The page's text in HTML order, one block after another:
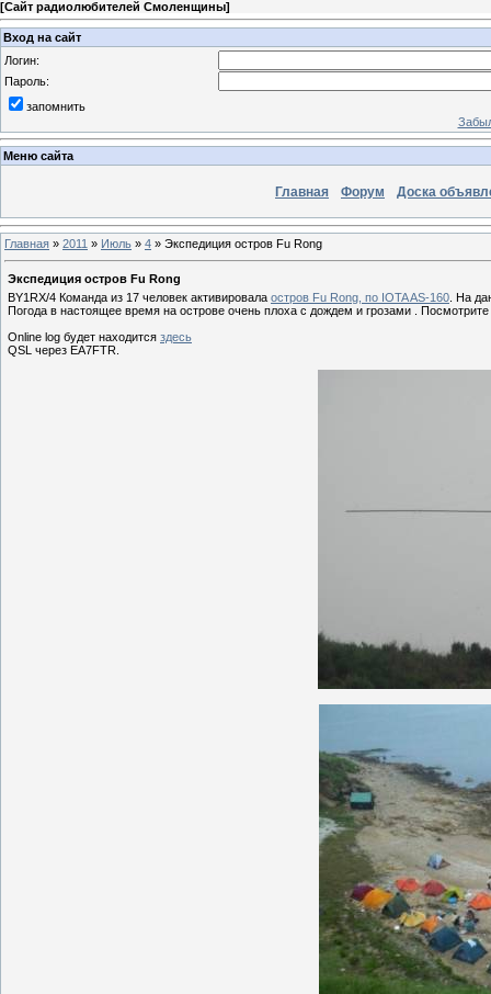
[Сайт радиолюбителей Смоленщины]
Вход на сайт
Логин:
Пароль:
запомнить
Меню сайта
Главная Форум Доска
Главная » 2011 » Июль » 4 » Экспедиция остров Fu Rong
Экспедиция остров Fu Rong
BY1RX/4 Команда из 17 человек активировала остров Fu Rong, по IOTA AS-160 . На
Погода в настоящее время на острове очень плоха с дождем и грозами .
Online log будет находится здесь
QSL через EA7FTR.